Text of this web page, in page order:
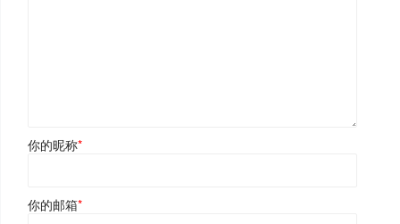
你的昵称*
你的邮箱*